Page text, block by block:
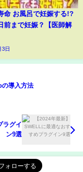
命 お風呂で妊娠する!?
前まで妊娠？【医師解
3日
導入方法
ラグイ
ン9選